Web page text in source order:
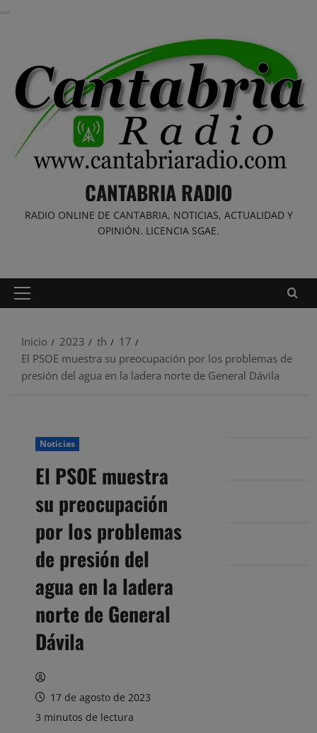
CANTABRIA RADIO
RADIO ONLINE DE CANTABRIA, NOTICIAS, ACTUALIDAD Y
OPINIÓN. LICENCIA SGAE.
Menú
Inicio
2023 th
17
El PSOE muestra su preocupación por los problemas de
presión del agua en la ladera norte de General Dávila
Noticias
El PSOE muestra
su preocupación
por los problemas
de presión del
agua en la ladera
norte de General
Dávila
17 de agosto de 2023
3 minutos de lectura